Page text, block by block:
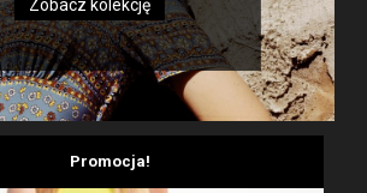
Zobacz kolekcję
Promocja!